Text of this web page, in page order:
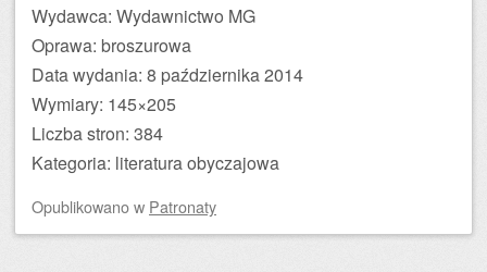
Wydawca: Wydawnictwo MG
Oprawa: broszurowa
Data wydania: 8 października 2014
Wymiary: 145×205
Liczba stron: 384
Kategoria: literatura obyczajowa
Opublikowanow Patronaty